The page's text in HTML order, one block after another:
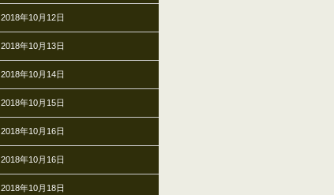
2018年10月12日
2018年10月13日
2018年10月14日
2018年10月15日
2018年10月16日
2018年10月16日
2018年10月18日